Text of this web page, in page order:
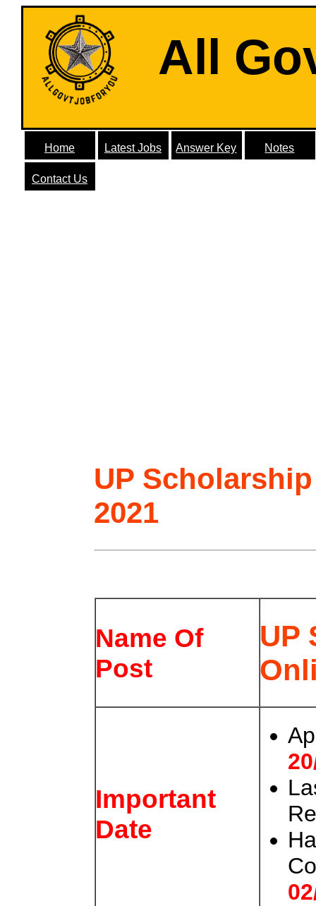
All
Home Latest Jobs Answer Key Notes
Contact Us
UP
2021
Name Of
Post
UP
Important
Date